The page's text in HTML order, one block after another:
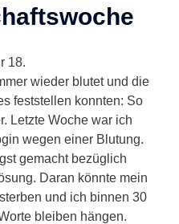
18.
wieder blutet und die
feststellen konnten: So
Letzte Woche war ich
wegen einer Blutung.
gemacht bezüglich
Daran könnte mein
und ich binnen 30
bleiben hängen.